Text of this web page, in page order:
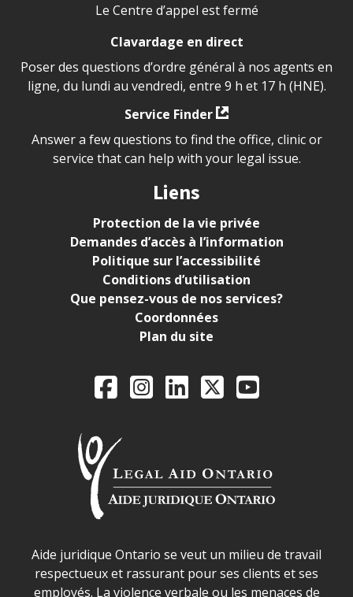
Le Centre d’appel est fermé
Clavardage en direct
Poser des questions d’ordre général à nos agents en
ligne, du lundi au vendredi, entre 9 h et 17 h (HNE).
Service Finder
Answer a few questions to find the office, clinic or
service that can help with your legal issue.
Liens
Protection de la vie privée
Demandes d’accès à l’information
Politique sur l’accessibilité
Conditions d’utilisation
Que pensez-vous de nos services?
Coordonnées
Plan du site
Legal Aid Ontario
FacebookInstagram
LinkedIn
X YouTube
Déclaration sur la sécurité dans les locaux d'AJO.
Aide juridique Ontario se veut un milieu de travail
respectueux et rassurant pour ses clients et ses
employés. La violence verbale ou les menaces de